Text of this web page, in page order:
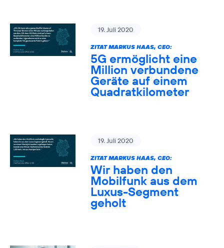
19. Juli 2020
ZITAT MARKUS HAAS, CEO:
5G ermöglicht eine
Million verbundene
Geräte auf einem
Quadratkilometer
19. Juli 2020
ZITAT MARKUS HAAS, CEO:
Wir haben den
Mobilfunk aus dem
Luxus-Segment
geholt